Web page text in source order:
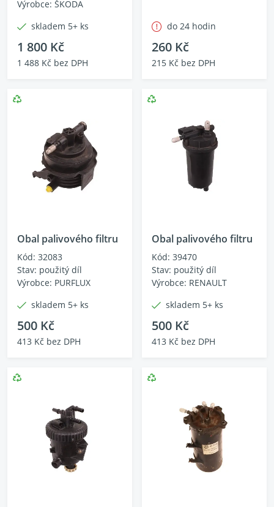
Výrobce: ŠKODA
skladem 5+ ks
1 800 Kč
1 488 Kč bez DPH
do 24 hodin
260 Kč
215 Kč bez DPH
Obal palivového filtru
Kód: 32083
Stav: použitý díl
Výrobce: PURFLUX
skladem 5+ ks
500 Kč
413 Kč bez DPH
Obal palivového filtru
Kód: 39470
Stav: použitý díl
Výrobce: RENAULT
skladem 5+ ks
500 Kč
413 Kč bez DPH